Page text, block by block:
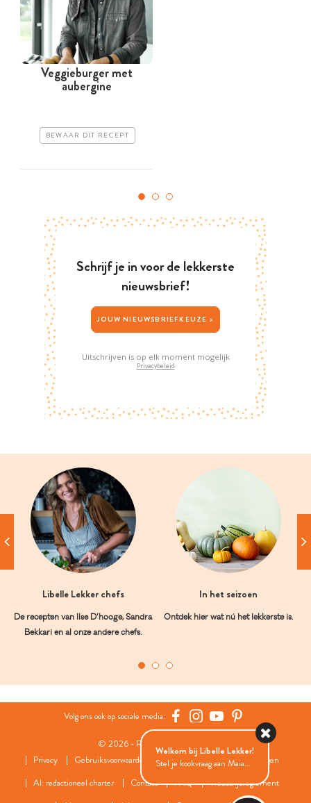
Veggieburger met
aubergine
BEWAAR DIT RECEPT
Schrijf je in voor de lekkerste
nieuwsbrief!
JOUW NIEUWSBRIEFKEUZE >
Uitschrijven is op elk moment mogelijk
Privacybeleid
Libelle Lekker chefs
De recepten van Ilse D’hooge, Sandra
Bekkari en al onze andere chefs.
In het seizoen
Ontdek hier wat nú het lekkerste is.
Volg ons ook op sociale media:
© 2026 - Roularta Media Group
Privacy
Gebruiksvoorwaarden Cookies
Cookies instellingen
AI: redactioneel charter
Contact FAQ
Wedstrijdreglement
Welkom bij Libelle Lekker!
Stel je kookvraag aan Maia...